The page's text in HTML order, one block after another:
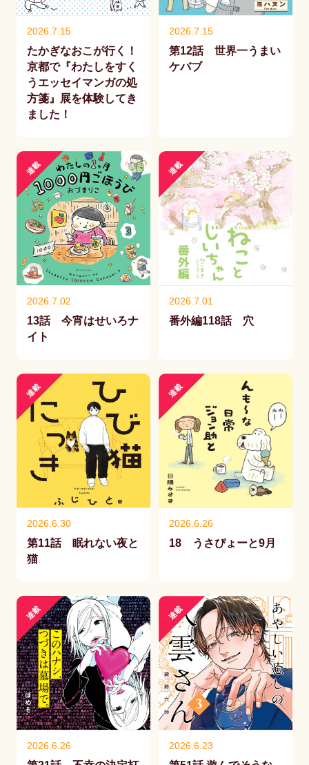
2026.7.15
たかぎなおこが行く！
京都で『わたしをすく
うエッセイマンガの処
方箋』展を体験してき
ました！
2026.7.15
第12話 世界一うまい
ケバブ
連載
2026.7.02
13話 今宵はせいろナ
イト
連載
2026.7.01
番外編118話 穴
連載
2026.6.30
第11話 眠れない夜と
猫
連載
2026.6.26
18 うさぴょーと9月
連載
2026.6.26
連載
2026.6.23